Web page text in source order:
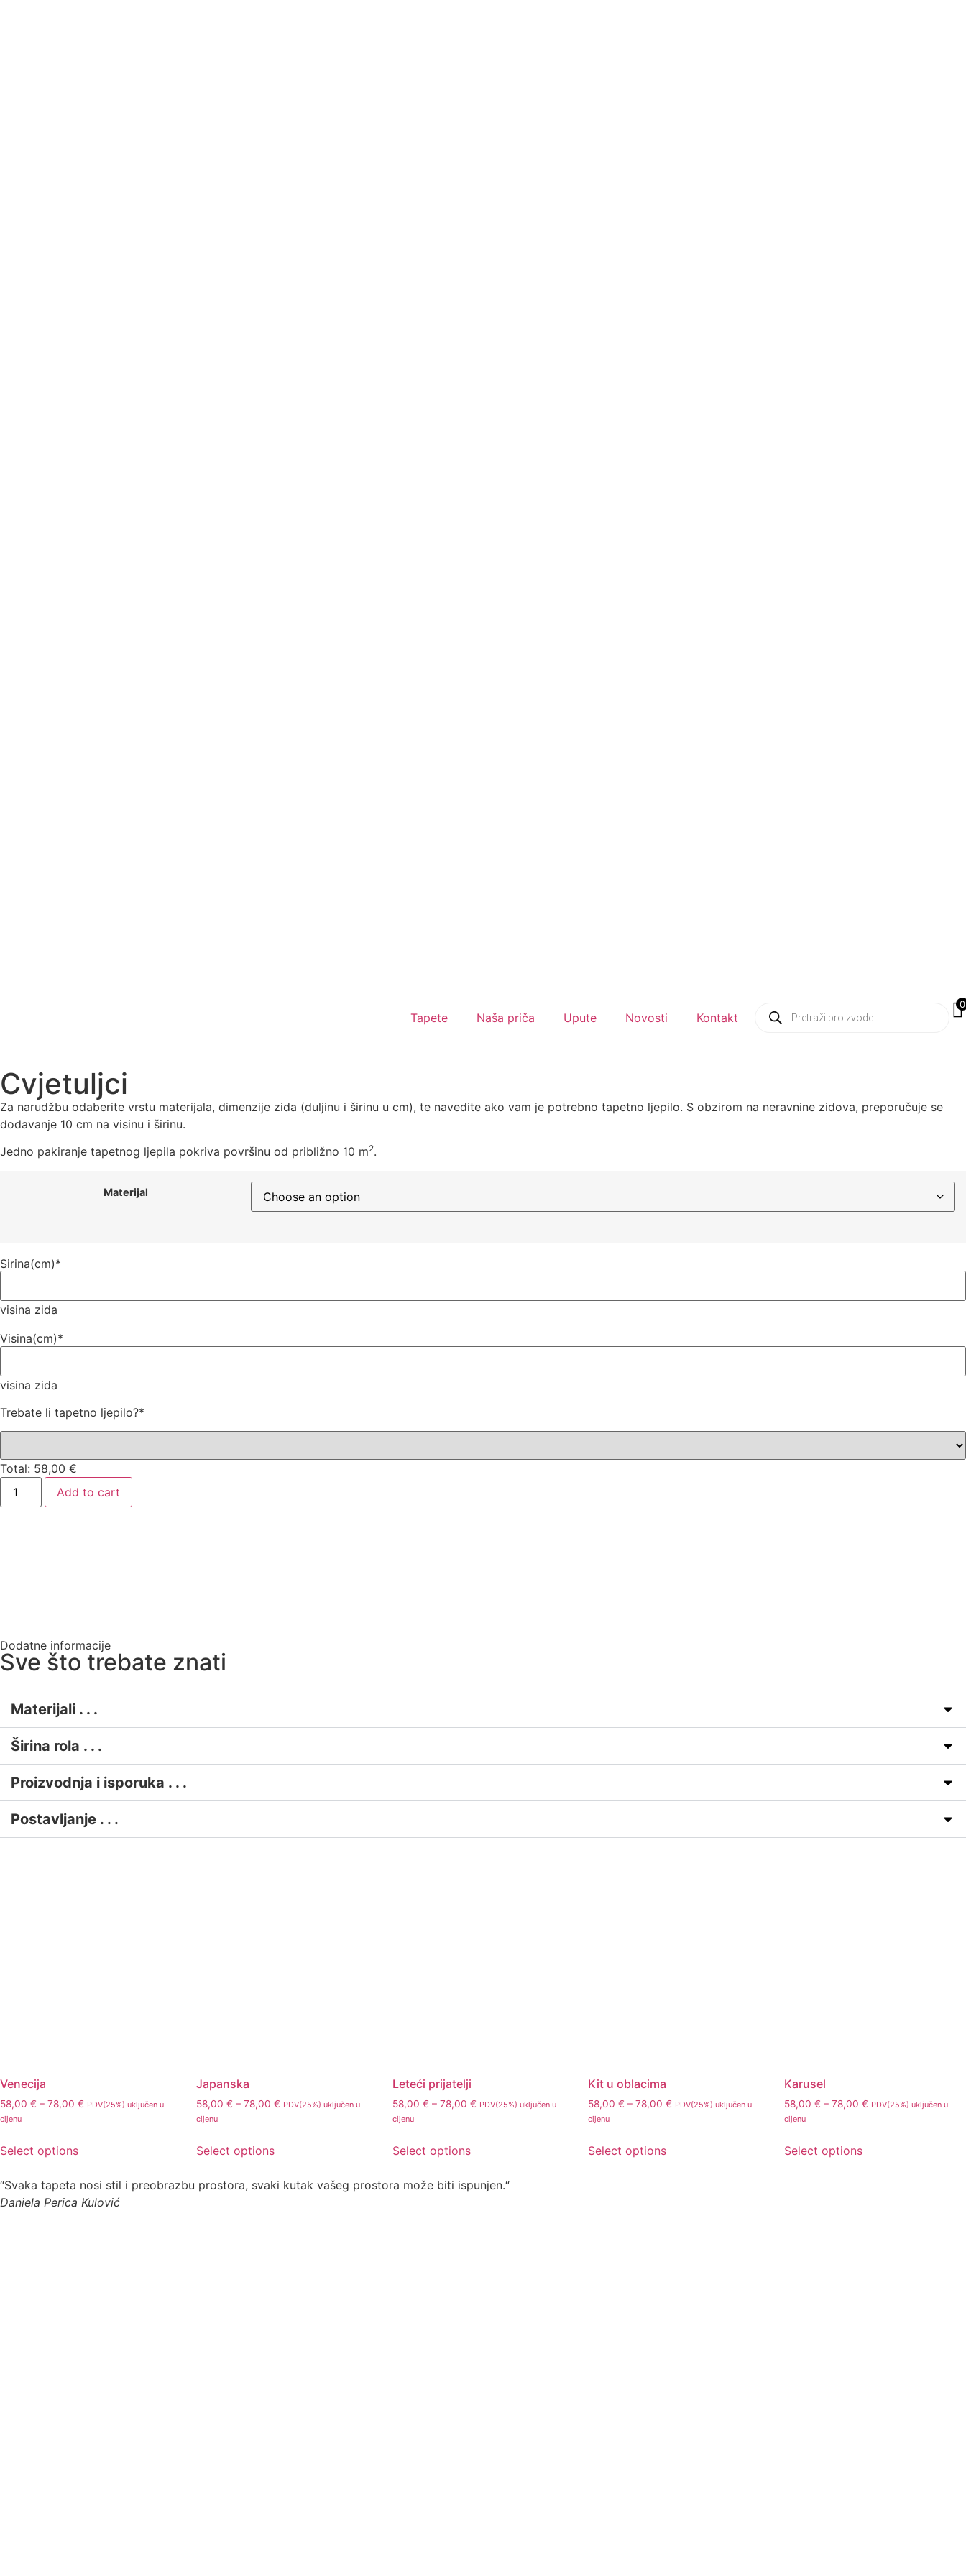
Tapete Naša priča Upute Novosti Kontakt
0
Cvjetuljci
Za narudžbu odaberite vrstu materijala, dimenzije zida (duljinu i širinu u cm), te navedite ako vam je potrebno tapetno ljepilo. S obzirom na neravnine zidova, preporučuje se
dodavanje 10 cm na visinu i širinu.
Jedno pakiranje tapetnog ljepila pokriva površinu od približno 10 m2.
Materijal
Sirina(cm)*
visina zida
Visina(cm)*
visina zida
Trebate li tapetno ljepilo?*
Total: 58,00 €
Add to cart
Dodatne informacije
Sve što trebate znati
Materijali . . .
Širina rola . . .
Proizvodnja i isporuka . . .
Postavljanje . . .
Venecija
58,00 € – 78,00 € PDV(25%) uključen u
cijenu
Select options
Japanska
58,00 € – 78,00 € PDV(25%) uključen u
cijenu
Select options
Leteći prijatelji
58,00 € – 78,00 € PDV(25%) uključen u
cijenu
Select options
Kit u oblacima
58,00€ – 78,00€ PDV(25%) uključen u
cijenu
Select options
Karusel
58,00€ – 78,00€ PDV(25%) uključen u
cijenu
Select options
“Svaka tapeta nosi stil i preobrazbu prostora, svaki kutak vašeg prostora može biti ispunjen.“
Daniela Perica Kulović